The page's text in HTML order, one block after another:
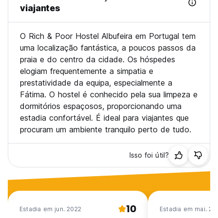
Política de cancelamento gratuita: 48 horas antes da
Pagamento à chegada em dinheiro, cartões de crédito,
cartões de débito.
169466/AL
Impostos incluídos
A Taxa Municipal Turística será cobrada pela cidade de
Albufeira, que consiste numa taxa de 2€ in, por pessoa, por
noite e até um máximo de 7 noites.
Nossa restrição de idade é de 18 anos ou mais (nenhuma
viajantes
O Rich & Poor Hostel Albufeira em Portugal tem
uma localização fantástica, a poucos passos da
praia e do centro da cidade. Os hóspedes
elogiam frequentemente a simpatia e
prestatividade da equipa, especialmente a
Fátima. O hostel é conhecido pela sua limpeza e
dormitórios espaçosos, proporcionando uma
estadia confortável. É ideal para viajantes que
procuram um ambiente tranquilo perto de tudo.
Isso foi útil?
Estadia em jun. 2022 10 Estadia em mai.